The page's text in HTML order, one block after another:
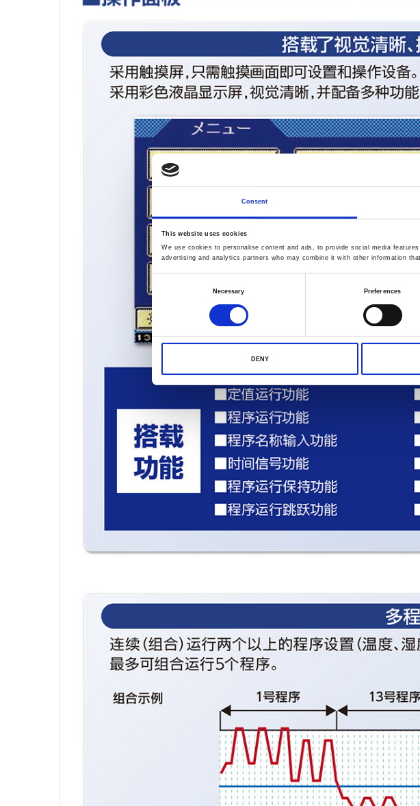
Consent
This website uses cookies
We use cookies to personalise content and ads, to provide social media
advertising and analytics partners who may combine it with other information
Selection
Necessary Preferences
DENY